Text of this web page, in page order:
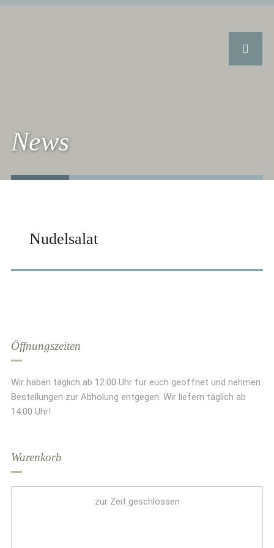
News
Nudelsalat
Öffnungszeiten
Wir haben täglich ab 12:00 Uhr für euch geöffnet und nehmen
Bestellungen zur Abholung entgegen. Wir liefern täglich ab
14:00 Uhr!
Warenkorb
zur Zeit geschlossen